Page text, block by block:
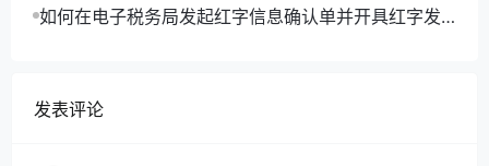
如何在电子税务局发起红字信息确认单并开具红字发
发表评论